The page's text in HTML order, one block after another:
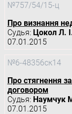
№757/54/15-ц
Про визнання
Судья: Цокол Л.
07.01.2015
№6-48356ск14
Про стягнення
договором
Судья: Наумчук
07.01.2015